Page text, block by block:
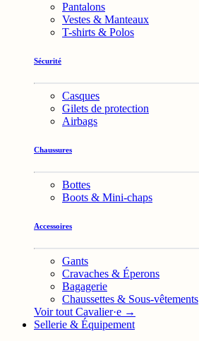
Pantalons
Vestes & Manteaux
T-shirts & Polos
Sécurité
Casques
Gilets de protection
Airbags
Chaussures
Bottes
Boots & Mini-chaps
Accessoires
Gants
Cravaches & Éperons
Bagagerie
Chaussettes & Sous-vêtements
Voir tout Cavalier·e →
Sellerie & Équipement